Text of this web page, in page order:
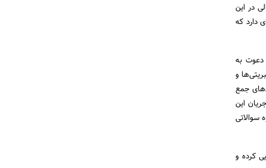
در این
دارد که
دعوت به
و
جمع
این
کرده و